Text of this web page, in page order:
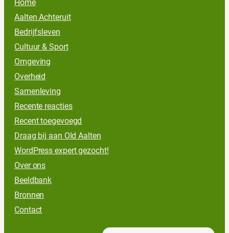
Home
Aalten Achteruit
Bedrijfsleven
Cultuur & Sport
Omgeving
Overheid
Samenleving
Recente reacties
Recent toegevoegd
Draag bij aan Old Aalten
WordPress expert gezocht!
Over ons
Beeldbank
Bronnen
Contact